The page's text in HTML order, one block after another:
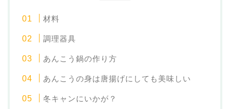
材料
調理器具
あんこう鍋の作り方
あんこうの身は唐揚げにしても美味しい
冬キャンにいかが？